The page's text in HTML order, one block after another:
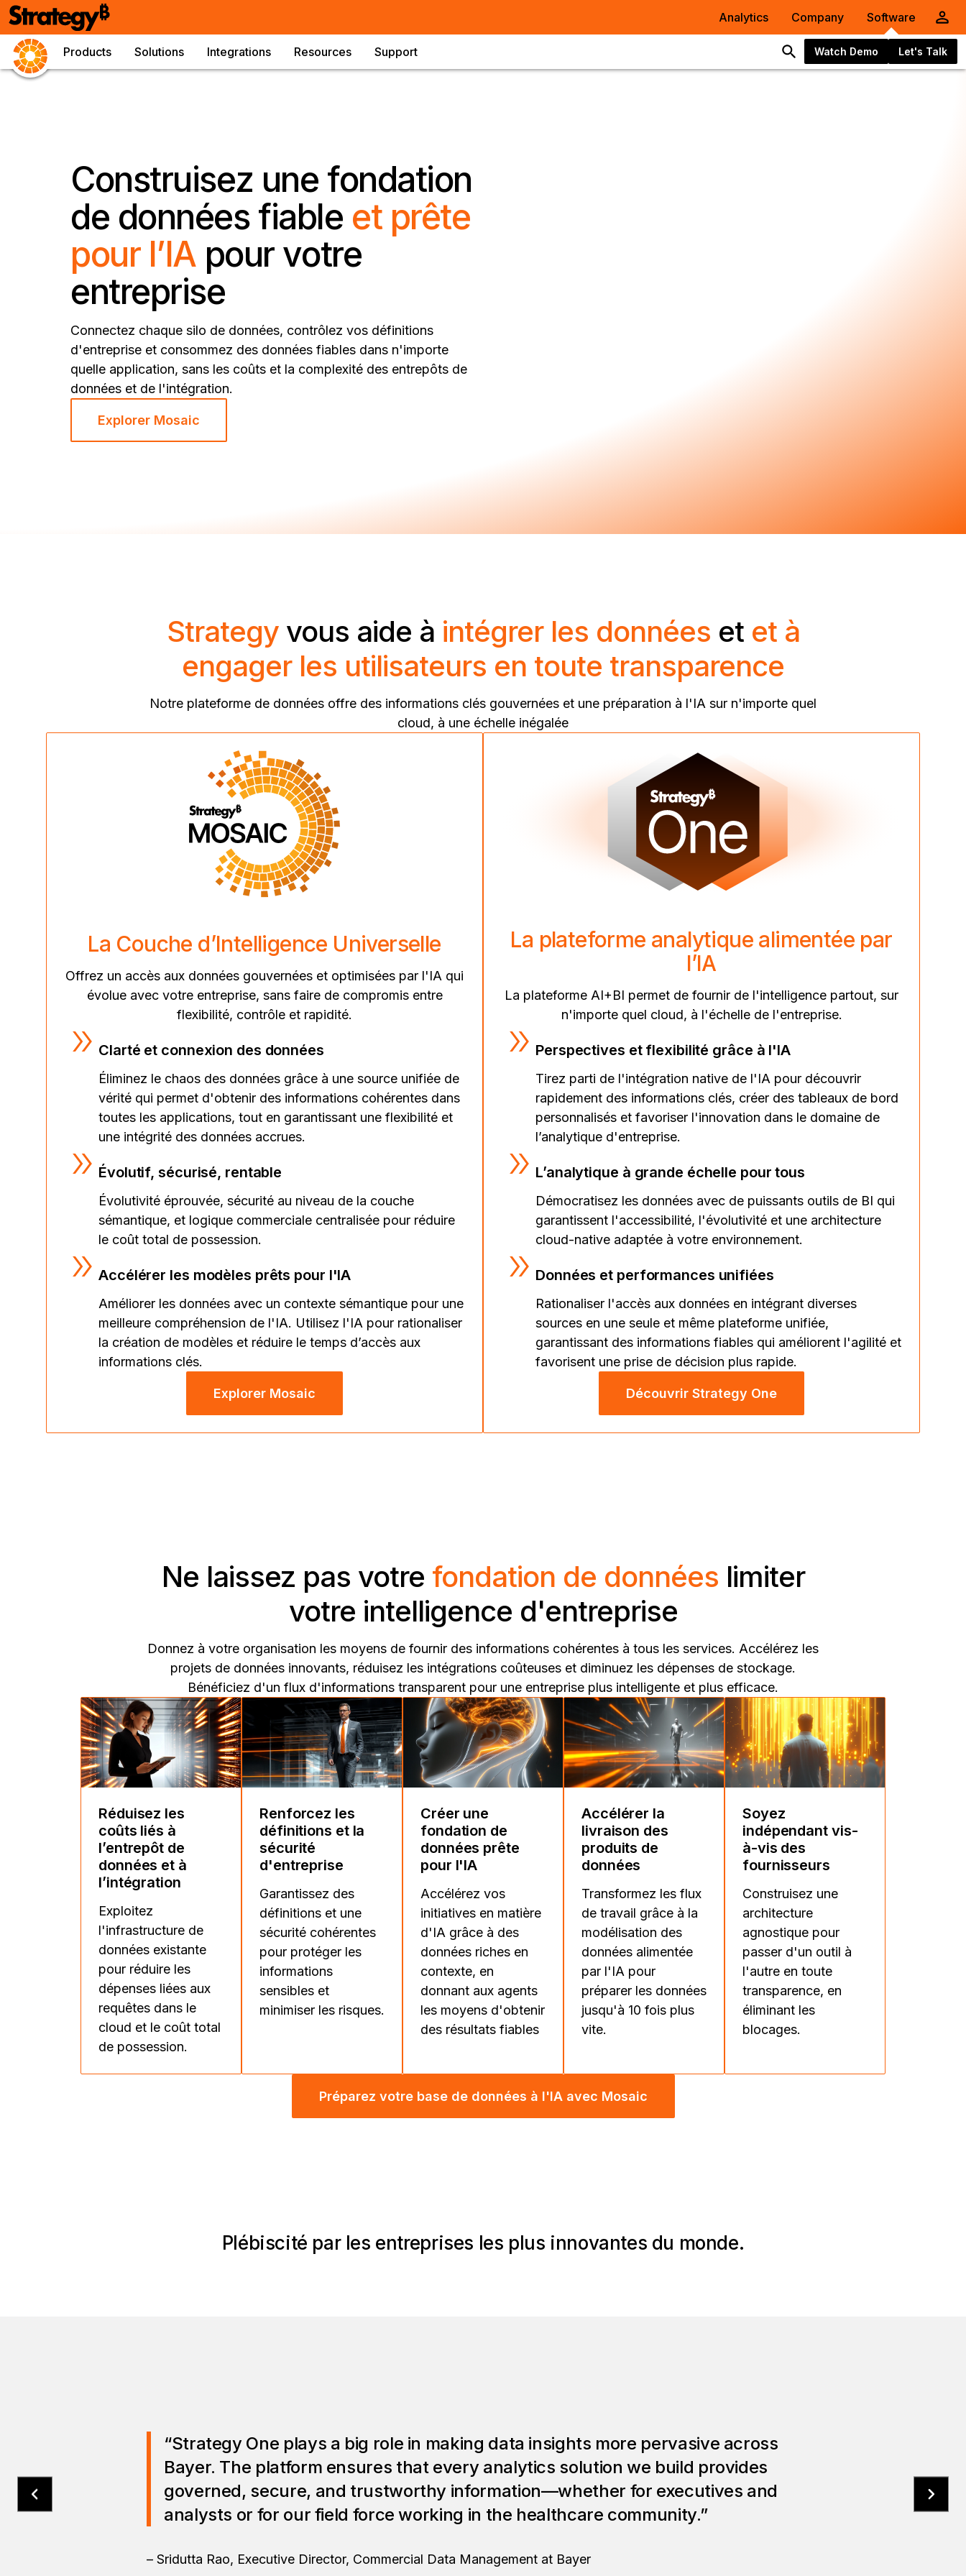
Analytics Company Software
Products Solutions Integrations Resources Support Watch Demo Let's Talk
Construisez une fondation
de données fiable et prête
pour l’IA pour votre
entreprise
Connectez chaque silo de données, contrôlez vos définitions
d'entreprise et consommez des données fiables dans n'importe
quelle application, sans les coûts et la complexité des entrepôts de
données et de l'intégration.
Explorer Mosaic
Strategyvous aide à intégrer les données et et à
engager les utilisateurs en toute transparence
Notre plateforme de données offre des informations clés gouvernées et une préparation à l'IA sur n'importe quel
cloud, à une échelle inégalée
La Couche d’Intelligence Universelle
Offrez un accès aux données gouvernées et optimisées par l'IA qui
évolue avec votre entreprise, sans faire de compromis entre
flexibilité, contrôle et rapidité.
Clarté et connexion des données
Éliminez le chaos des données grâce à une source unifiée de
vérité qui permet d'obtenir des informations cohérentes dans
toutes les applications, tout en garantissant une flexibilité et
une intégrité des données accrues.
Évolutif, sécurisé, rentable
Évolutivité éprouvée, sécurité au niveau de la couche
sémantique, et logique commerciale centralisée pour réduire
le coût total de possession.
Accélérer les modèles prêts pour l'IA
Améliorer les données avec un contexte sémantique pour une
meilleure compréhension de l'IA. Utilisez l'IA pour rationaliser
la création de modèles et réduire le temps d’accès aux
informations clés.
Explorer Mosaic
La plateforme analytique alimentée par
l’IA
La plateforme AI+BI permet de fournir de l'intelligence partout, sur
n'importe quel cloud, à l'échelle de l'entreprise.
Perspectives et flexibilité grâce à l'IA
Tirez parti de l'intégration native de l'IA pour découvrir
rapidement des informations clés, créer des tableaux de bord
personnalisés et favoriser l'innovation dans le domaine de
l’analytique d'entreprise.
L’analytique à grande échelle pour tous
Démocratisez les données avec de puissants outils de BI qui
garantissent l'accessibilité, l'évolutivité et une architecture
cloud-native adaptée à votre environnement.
Données et performances unifiées
Rationaliser l'accès aux données en intégrant diverses
sources en une seule et même plateforme unifiée,
garantissant des informations fiables qui améliorent l'agilité et
favorisent une prise de décision plus rapide.
Découvrir Strategy One
Ne laissez pas votre fondation de données limiter
votre intelligence d'entreprise
Donnez à votre organisation les moyens de fournir des informations cohérentes à tous les services. Accélérez les
projets de données innovants, réduisez les intégrations coûteuses et diminuez les dépenses de stockage.
Bénéficiez d'un flux d'informations transparent pour une entreprise plus intelligente et plus efficace.
Réduisez les
coûts liés à
l’entrepôt de
données et à
l’intégration
Exploitez
l'infrastructure de
données existante
pour réduire les
dépenses liées aux
requêtes dans le
cloud et le coût total
de possession.
Renforcez les
définitions et la
sécurité
d'entreprise
Garantissez des
définitions et une
sécurité cohérentes
pour protéger les
informations
sensibles et
minimiser les risques.
Créer une
fondation de
données prête
pour l'IA
Accélérez vos
initiatives en matière
d'IA grâce à des
données riches en
contexte, en
donnant aux agents
les moyens d'obtenir
des résultats fiables
Accélérer la
livraison des
produits de
données
Transformez les flux
de travail grâce à la
modélisation des
données alimentée
par l'IA pour
préparer les données
jusqu'à 10 fois plus
vite.
Soyez
indépendant vis-
à-vis des
fournisseurs
Construisez une
architecture
agnostique pour
passer d'un outil à
l'autre en toute
transparence, en
éliminant les
blocages.
Préparez votre base de données à l'IA avec Mosaic
Plébiscité par les entreprises les plus innovantes du monde.
“Strategy One plays a big role in making data insights more pervasive across
Bayer. The platform ensures that every analytics solution we build provides
governed, secure, and trustworthy information—whether for executives and
analysts or for our field force working in the healthcare community.”
– Sridutta Rao, Executive Director, Commercial Data Management at Bayer